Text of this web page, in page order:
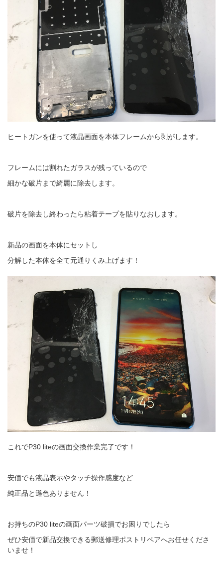
ヒートガンを使って液晶画面を本体フレームから剥がします。
フレームには割れたガラスが残っているので
細かな破片まで綺麗に除去します。
破片を除去し終わったら粘着テープを貼りなおします。
新品の画面を本体にセットし
分解した本体を全て元通りくみ上げます！
これでP30 liteの画面交換作業完了です！
安価でも液晶表示やタッチ操作感度など
純正品と遜色ありません！
お持ちのP30 liteの画面パーツ破損でお困りでしたら
ぜひ安価で新品交換できる郵送修理ポストリペアへお任せくださ
いませ！